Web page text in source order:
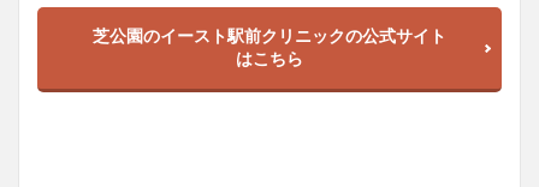
芝公園のイースト駅前クリニックの公式サイト
はこちら